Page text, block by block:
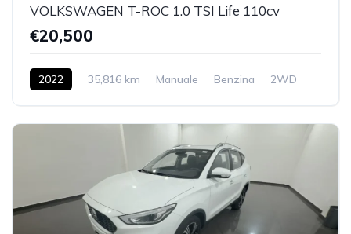
VOLKSWAGEN T-ROC 1.0 TSI Life 110cv
€20,500
2022 35,816 km Manuale Benzina 2WD